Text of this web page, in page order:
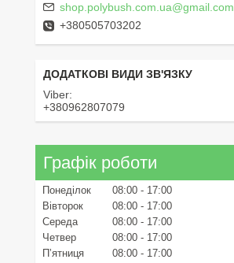
shop.polybush.com.ua@gmail.com
+380505703202
Viber
+380962807079
Графік роботи
Понеділок 08:00
17:00
Вівторок
08:00
17:00
Середа
08:00
17:00
Четвер
08:00
17:00
Пʼятниця
08:00
17:00